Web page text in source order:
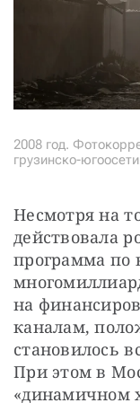
2008 год.
грузинско-
Несмотря на
действовала
программа по
на
каналам,
становилось
При этом в
«динамичном